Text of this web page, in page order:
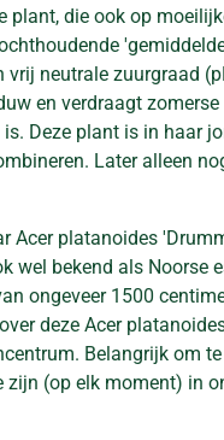
plant, die ook op
vrij neutrale zuurgraad
en verdraagt
Deze plant is in haar
Later alleen
Acer platanoides
wel bekend als Noorse
ongeveer 1500
deze Acer
Belangrijk om
zijn (op elk moment) in